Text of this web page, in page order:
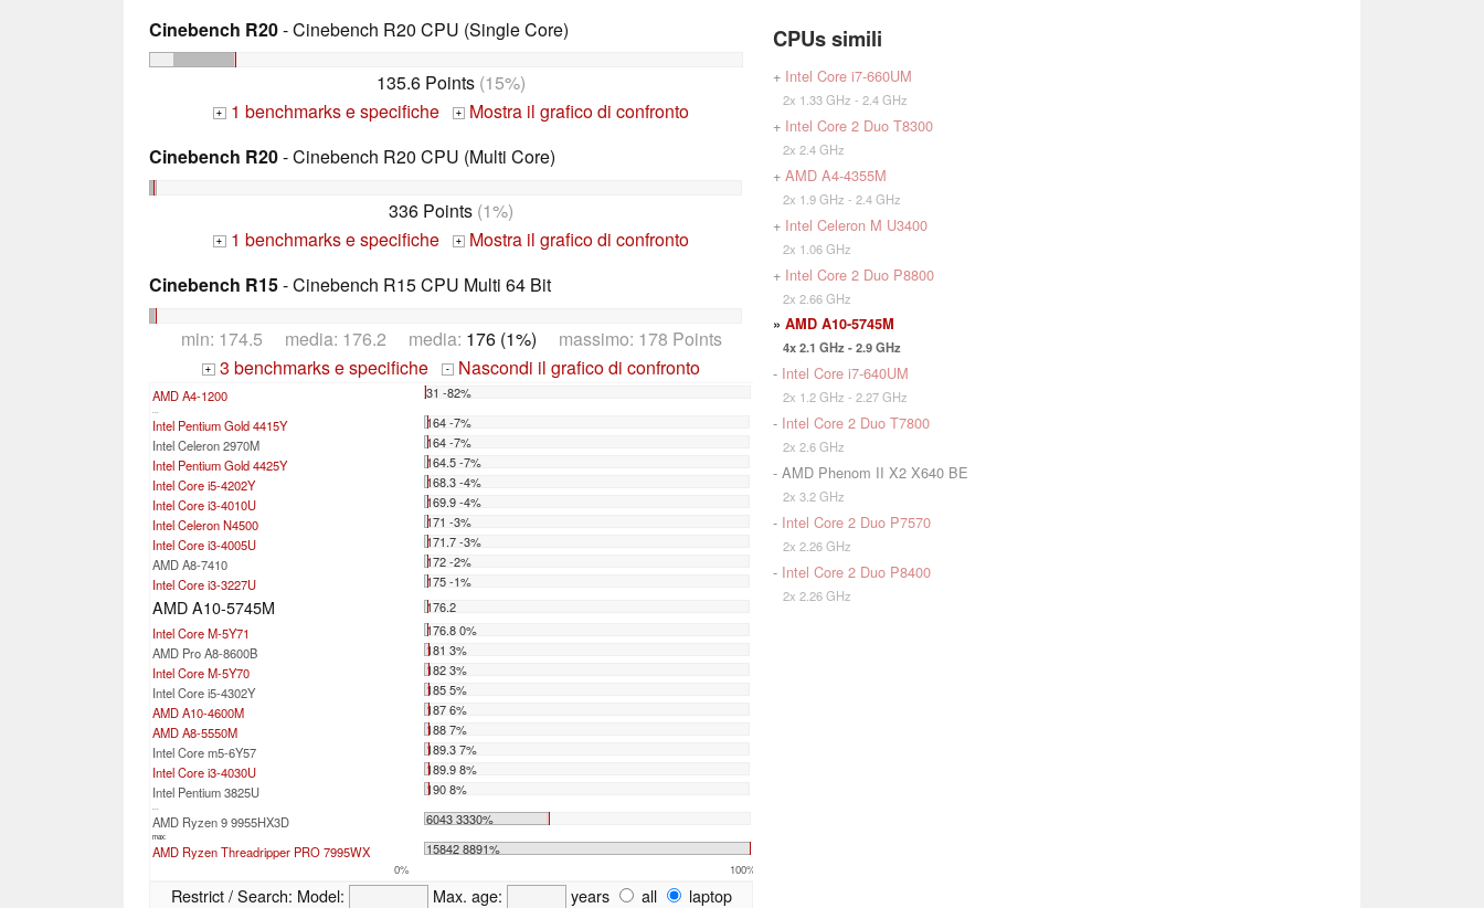
Cinebench R20- Cinebench R20 CPU (Single Core)
135.6 Points (15%)
+ 1 benchmarks e specifiche +
Mostra il grafico di confronto
Cinebench R20- Cinebench R20 CPU (Multi Core)
336 Points (1%)
+ 1 benchmarks e specifiche +
Mostra il grafico di confronto
Cinebench R15- Cinebench R15 CPU Multi 64 Bit
min: 174.5 media: 176.2 media: 176 (1%) massimo: 178 Points
+ 3 benchmarks e specifiche - Nascondi il grafico di confronto
AMD A4-1200 31 -82%
...
Intel Pentium Gold 4415Y
164 -7%
Intel Celeron 2970M
164 -7%
Intel Pentium Gold 4425Y
164.5 -7%
Intel Core i5-4202Y
168.3 -4%
Intel Core i3-4010U
169.9 -4%
Intel Celeron N4500
171 -3%
Intel Core i3-4005U
171.7 -3%
AMD A8-7410
172 -2%
Intel Core i3-3227U
175 -1%
AMD A10-5745M
176.2
Intel Core M-5Y71
176.8 0%
AMD Pro A8-8600B
181 3%
Intel Core M-5Y70
182 3%
Intel Core i5-4302Y
185 5%
AMD A10-4600M
187 6%
AMD A8-5550M
188 7%
Intel Core m5-6Y57
189.3 7%
Intel Core i3-4030U
189.9 8%
Intel Pentium 3825U
190 8%
...
AMD Ryzen 9 9955HX3D 6043 3330%
max:
AMD Ryzen Threadripper PRO 7995WX 15842 8891%
0% 100%
Restrict / Search: Model: Max. age: years all laptop
CPUs simili
+ Intel Core i7-660UM
2x 1.33 GHz - 2.4 GHz
+ Intel Core 2 Duo T8300
2x 2.4 GHz
+ AMD A4-4355M
2x 1.9 GHz - 2.4 GHz
+ Intel Celeron M U3400
2x 1.06 GHz
+ Intel Core 2 Duo P8800
2x 2.66 GHz
» AMD A10-5745M
4x 2.1 GHz - 2.9 GHz
- Intel Core i7-640UM
2x 1.2 GHz - 2.27 GHz
- Intel Core 2 Duo T7800
2x 2.6 GHz
- AMD Phenom II X2 X640 BE
2x 3.2 GHz
- Intel Core 2 Duo P7570
2x 2.26 GHz
- Intel Core 2 Duo P8400
2x 2.26 GHz